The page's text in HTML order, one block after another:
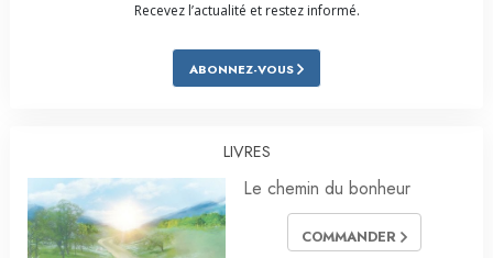
Recevez l’actualité et restez informé.
ABONNEZ-VOUS
LIVRES
Le chemin du bonheur
COMMANDER